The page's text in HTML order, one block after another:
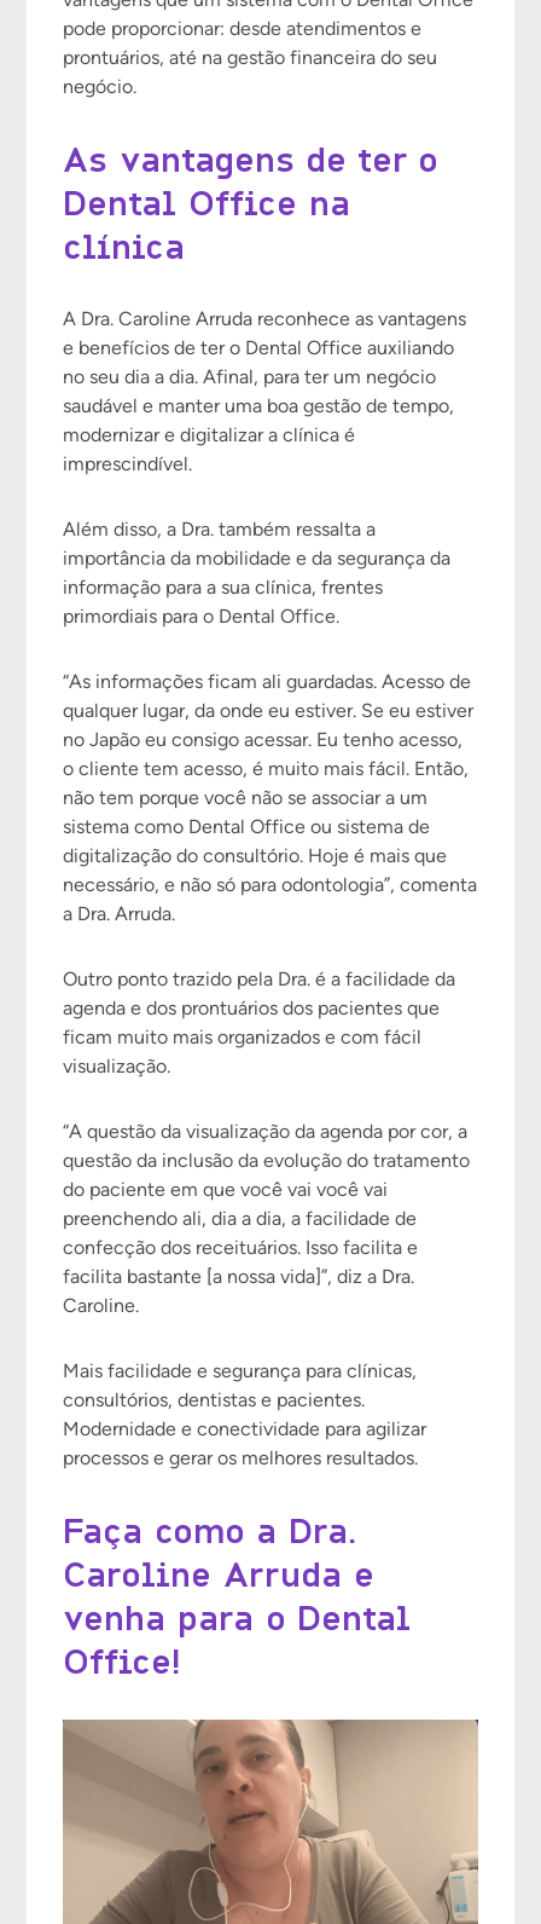
pode proporcionar: desde atendimentos e
prontuários, até na gestão financeira do seu
negócio.
As vantagens de ter o
Dental Office na
clínica
A Dra. Caroline Arruda reconhece as vantagens
e benefícios de ter o Dental Office auxiliando
no seu dia a dia. Afinal, para ter um negócio
saudável e manter uma boa gestão de tempo,
modernizar e digitalizar a clínica é
imprescindível.
Além disso, a Dra. também ressalta a
importância da mobilidade e da segurança da
informação para a sua clínica, frentes
primordiais para o Dental Office.
“As informações ficam ali guardadas. Acesso de
qualquer lugar, da onde eu estiver. Se eu estiver
no Japão eu consigo acessar. Eu tenho acesso,
o cliente tem acesso, é muito mais fácil. Então,
não tem porque você não se associar a um
sistema como Dental Office ou sistema de
digitalização do consultório. Hoje é mais que
necessário, e não só para odontologia”, comenta
a Dra. Arruda.
Outro ponto trazido pela Dra. é a facilidade da
agenda e dos prontuários dos pacientes que
ficam muito mais organizados e com fácil
visualização.
“A questão da visualização da agenda por cor, a
questão da inclusão da evolução do tratamento
do paciente em que você vai você vai
preenchendo ali, dia a dia, a facilidade de
confecção dos receituários. Isso facilita e
facilita bastante [a nossa vida]”, diz a Dra.
Caroline.
Mais facilidade e segurança para clínicas,
consultórios, dentistas e pacientes.
Modernidade e conectividade para agilizar
processos e gerar os melhores resultados.
Faça como a Dra.
Caroline Arruda e
venha para o Dental
Office!